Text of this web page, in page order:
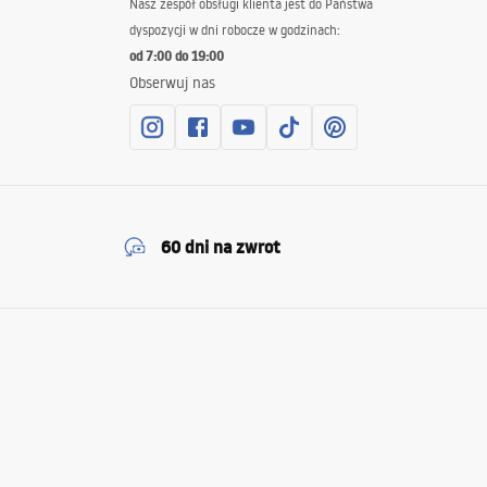
Nasz zespół obsługi klienta jest do Państwa
dyspozycji w dni robocze w godzinach:
od 7:00 do 19:00
Obserwuj nas
60 dni na zwrot